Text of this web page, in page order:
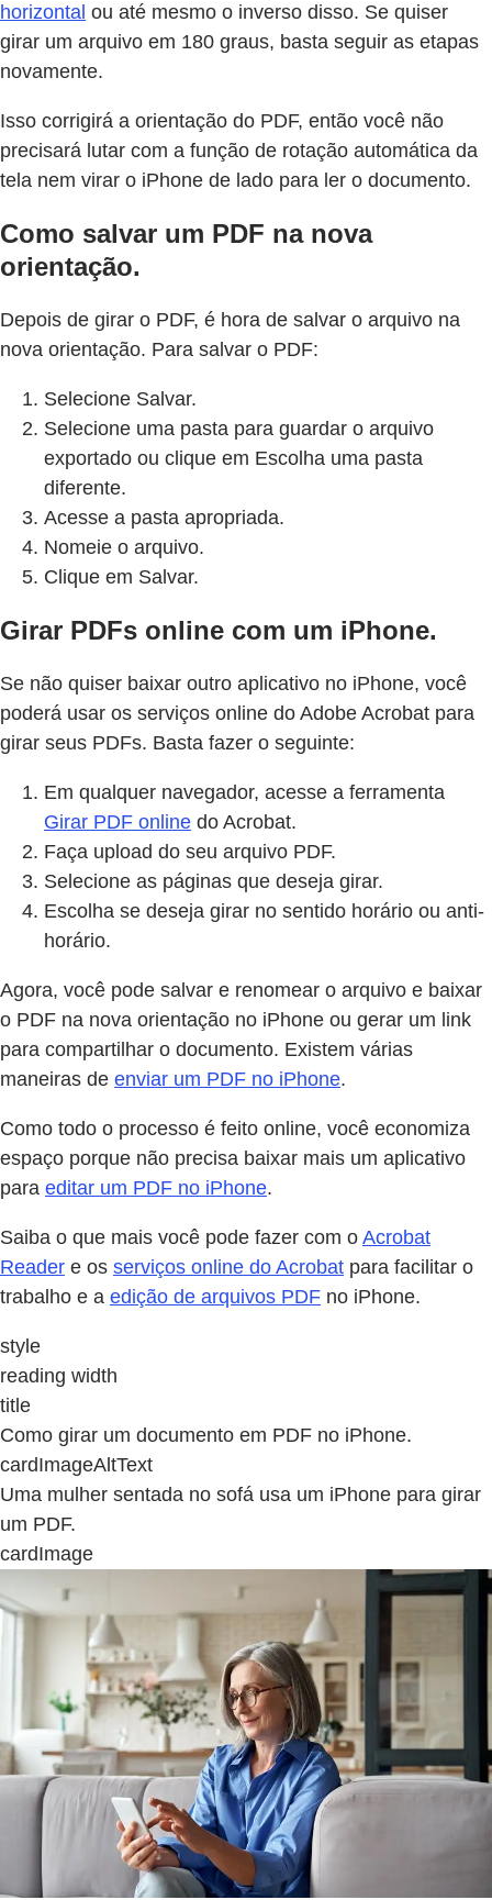
horizontal ou até mesmo o inverso disso. Se quiser
girar um arquivo em 180 graus, basta seguir as etapas
novamente.
Isso corrigirá a orientação do PDF, então você não
precisará lutar com a função de rotação automática da
tela nem virar o iPhone de lado para ler o documento.
Como salvar um PDF na nova
orientação.
Depois de girar o PDF, é hora de salvar o arquivo na
nova orientação. Para salvar o PDF:
Selecione Salvar.
Selecione uma pasta para guardar o arquivo
exportado ou clique em Escolha uma pasta
diferente.
Acesse a pasta apropriada.
Nomeie o arquivo.
Clique em Salvar.
Girar PDFs online com um iPhone.
Se não quiser baixar outro aplicativo no iPhone, você
poderá usar os serviços online do Adobe Acrobat para
girar seus PDFs. Basta fazer o seguinte:
Em qualquer navegador, acesse a ferramenta
Girar PDF online do Acrobat.
Faça upload do seu arquivo PDF.
Selecione as páginas que deseja girar.
Escolha se deseja girar no sentido horário ou anti-
horário.
Agora, você pode salvar e renomear o arquivo e baixar
o PDF na nova orientação no iPhone ou gerar um link
para compartilhar o documento. Existem várias
maneiras de enviar um PDF no iPhone.
Como todo o processo é feito online, você economiza
espaço porque não precisa baixar mais um aplicativo
para editar um PDF no iPhone.
Saiba o que mais você pode fazer com o Acrobat
Reader e os serviços online do Acrobat para facilitar o
trabalho e a edição de arquivos PDF no iPhone.
style
reading width
title
Como girar um documento em PDF no iPhone.
cardImageAltText
Uma mulher sentada no sofá usa um iPhone para girar
um PDF.
cardImage